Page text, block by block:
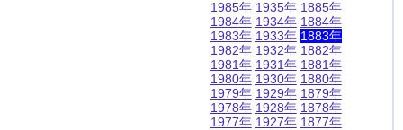
1985年
1984年
1983年
1982年
1981年
1980年
1979年
1978年
1977年
1935年
1934年
1933年
1932年
1931年
1930年
1929年
1928年
1927年
1885年
1884年
1883年
1882年
1881年
1880年
1879年
1878年
1877年